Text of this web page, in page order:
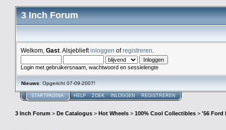
3 Inch Forum
Welkom, Gast . Alsjeblieftinloggen ofregistreren
Login met gebruikersnaam, wachtwoord en sessielengte
Nieuws: Opgericht 07-09-2007!
STARTPAGINA HELP ZOEK INLOGGEN REGISTREREN
3 Inch Forum > De Catalogus > Hot Wheels > 100% Cool Collectibles > '56 Ford